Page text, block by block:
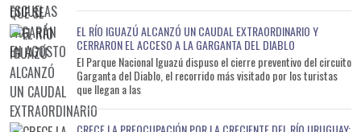
EL RÍO IGUAZÚ ALCANZÓ UN CAUDAL EXTRAORDINARIO Y
CERRARON EL ACCESO A LA GARGANTA DEL DIABLO
El Parque Nacional Iguazú dispuso el cierre preventivo del circuito
Garganta del Diablo, el recorrido más visitado por los turistas
que llegan a las